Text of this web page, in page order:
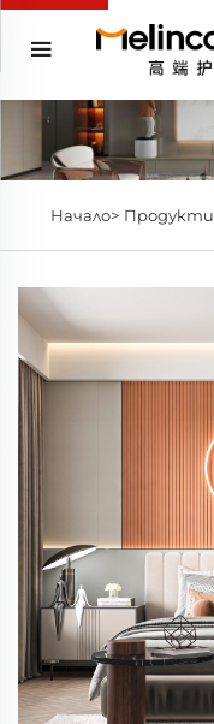
Начало> Продукти